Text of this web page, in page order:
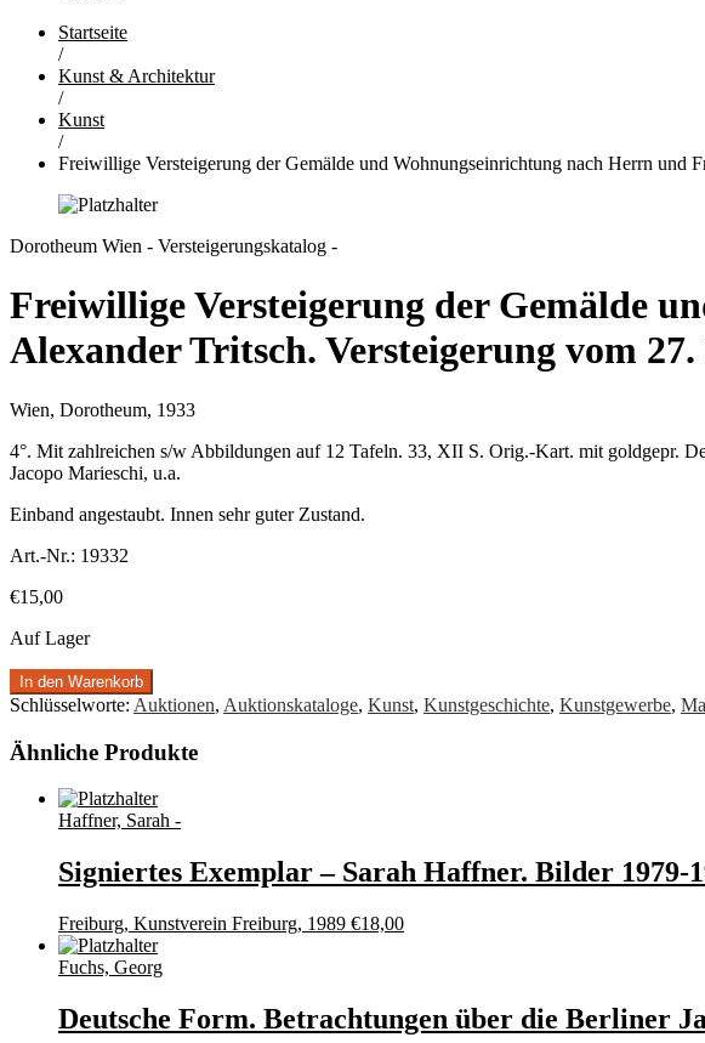
Startseite
/
Kunst & Architektur
/
Kunst
/
Freiwillige Versteigerung der Gemälde und Wohnungseinrichtung nach Herrn und
Dorotheum Wien - Versteigerungskatalog -
Freiwillige Versteigerung der Gemälde
Alexander Tritsch. Versteigerung vom
Wien, Dorotheum, 1933
4°. Mit zahlreichen s/w Abbildungen auf 12 Tafeln. 33, XII S. Orig.-Kart. mit goldgepr.
Jacopo Marieschi, u.a.
Einband angestaubt. Innen sehr guter Zustand.
Art.-Nr.: 19332
€15,00
Auf Lager
In den Warenkorb
Schlüsselworte: Auktionen, Auktionskataloge, Kunst, Kunstgeschichte, Kunstgewerbe,
Ähnliche Produkte
Haffner, Sarah -
Signiertes Exemplar – Sarah Haffner. Bilder 1979-
Freiburg, Kunstverein Freiburg, 1989 €18,00
Fuchs, Georg
Deutsche Form. Betrachtungen über die Berliner